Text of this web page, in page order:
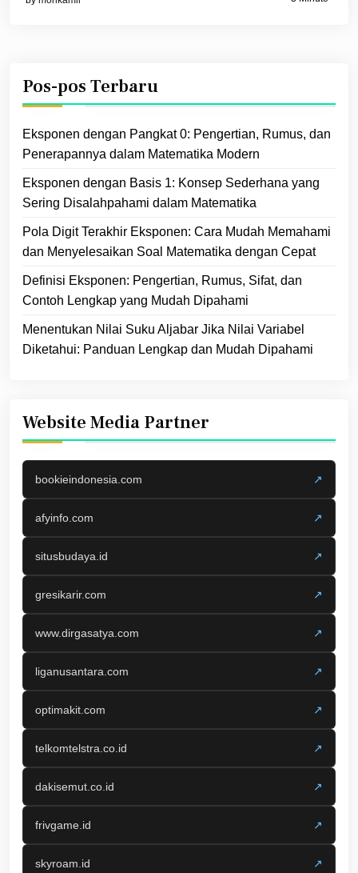
Pos-pos Terbaru
Eksponen dengan Pangkat 0: Pengertian, Rumus, dan
Penerapannya dalam Matematika Modern
Eksponen dengan Basis 1: Konsep Sederhana yang
Sering Disalahpahami dalam Matematika
Pola Digit Terakhir Eksponen: Cara Mudah Memahami
dan Menyelesaikan Soal Matematika dengan Cepat
Definisi Eksponen: Pengertian, Rumus, Sifat, dan
Contoh Lengkap yang Mudah Dipahami
Menentukan Nilai Suku Aljabar Jika Nilai Variabel
Diketahui: Panduan Lengkap dan Mudah Dipahami
Website Media Partner
bookieindonesia.com ↗
afyinfo.com ↗
situsbudaya.id ↗
gresikarir.com ↗
www.dirgasatya.com ↗
liganusantara.com ↗
optimakit.com ↗
telkomtelstra.co.id ↗
dakisemut.co.id ↗
frivgame.id ↗
skyroam.id ↗